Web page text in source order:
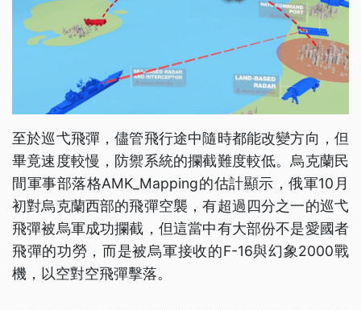
至於巡弋飛彈，儘管飛行途中隨時都能改變方向，但
畢竟速度較慢，防禦系統的攔截難度較低。烏克蘭民
間軍事部落格AMK_Mapping的估計顯示，俄軍10月
初對烏克蘭西部的飛彈空襲，有超過四分之一的巡弋
飛彈被烏軍成功攔截，但這當中有大部份不是愛國者
飛彈的功勞，而是被烏軍接收的F-16與幻象2000戰
機，以空對空飛彈擊落。